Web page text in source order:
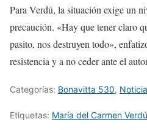
Para Verdú, la situación exige un
precaución. «Hay que tener claro
pasito, nos destruyen todo»,
resistencia y a no ceder ante el
Categorías: Bonavitta 530,
Etiquetas: María del Carmen Verdú